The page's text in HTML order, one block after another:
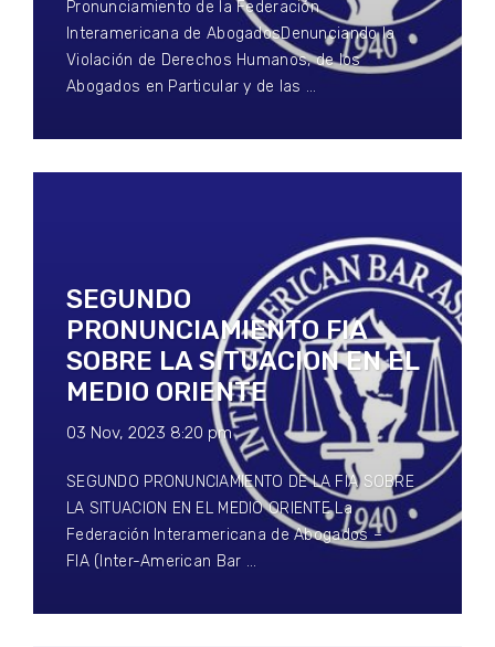
Pronunciamiento de la Federación
Interamericana de AbogadosDenunciando la
Violación de Derechos Humanos, de los
Abogados en Particular y de las …
SEGUNDO
PRONUNCIAMIENTO FIA
SOBRE LA SITUACION EN EL
MEDIO ORIENTE
03 Nov, 2023 8:20 pm
SEGUNDO PRONUNCIAMIENTO DE LA FIA SOBRE
LA SITUACION EN EL MEDIO ORIENTE La
Federación Interamericana de Abogados –
FIA (Inter-American Bar …